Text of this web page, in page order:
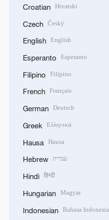
Croatian Hrvatski
Czech Český
English English
Esperanto Esperanto
Filipino Filipino
French Français
German Deutsch
Greek Ελληνικά
Hausa Hausa
Hebrew עברית
Hindi हिन्दी
Hungarian Magyar
Indonesian Bahasa Indonesia